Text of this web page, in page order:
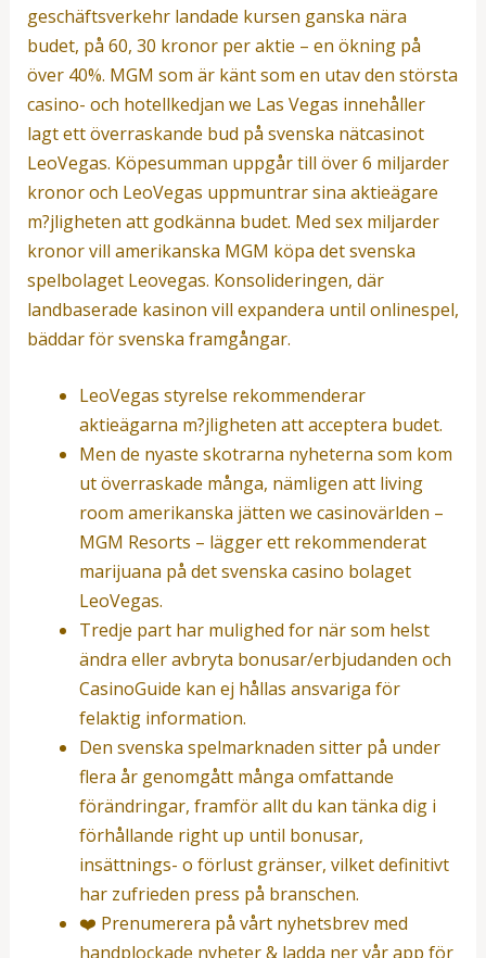
geschäftsverkehr landade kursen ganska nära
budet, på 60, 30 kronor per aktie – en ökning på
över 40%. MGM som är känt som en utav den största
casino- och hotellkedjan we Las Vegas innehåller
lagt ett överraskande bud på svenska nätcasinot
LeoVegas. Köpesumman uppgår till över 6 miljarder
kronor och LeoVegas uppmuntrar sina aktieägare
m?jligheten att godkänna budet. Med sex miljarder
kronor vill amerikanska MGM köpa det svenska
spelbolaget Leovegas. Konsolideringen, där
landbaserade kasinon vill expandera until onlinespel,
bäddar för svenska framgångar.
LeoVegas styrelse rekommenderar
aktieägarna m?jligheten att acceptera budet.
Men de nyaste skotrarna nyheterna som kom
ut överraskade många, nämligen att living
room amerikanska jätten we casinovärlden –
MGM Resorts – lägger ett rekommenderat
marijuana på det svenska casino bolaget
LeoVegas.
Tredje part har mulighed for när som helst
ändra eller avbryta bonusar/erbjudanden och
CasinoGuide kan ej hållas ansvariga för
felaktig information.
Den svenska spelmarknaden sitter på under
flera år genomgått många omfattande
förändringar, framför allt du kan tänka dig i
förhållande right up until bonusar,
insättnings- o förlust gränser, vilket definitivt
har zufrieden press på branschen.
❤️ Prenumerera på vårt nyhetsbrev med
handplockade nyheter & ladda ner vår app för